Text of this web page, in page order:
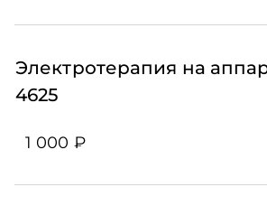
Электротерапия на
4625
1 000 ₽